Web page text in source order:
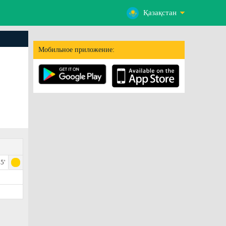
Қазақстан
Мобильное приложение: